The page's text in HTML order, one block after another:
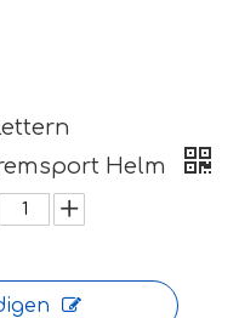
Helm